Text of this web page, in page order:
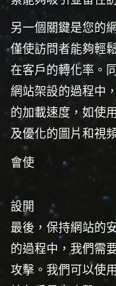
另一個關鍵是您的
僅使訪問者能夠輕
在客戶的轉化率。
網站架設的過程中
的加載速度，如使
及優化的圖片和視
會使
設開
最後，保持網站的
的過程中，我們需
攻擊。我們可以使